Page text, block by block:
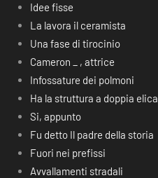
Idee fisse
La lavora il ceramista
Una fase di tirocinio
Cameron _ , attrice
Infossature dei polmoni
Ha la struttura a doppia elica
Si, appunto
Fu detto Il padre della storia
Fuori nei prefissi
Avvallamenti stradali